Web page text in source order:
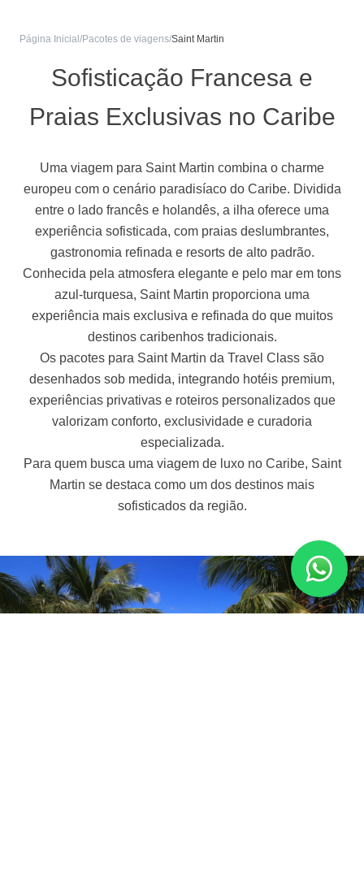
Página Inicial /Pacotes de viagens/Saint Martin
Sofisticação Francesa e
Praias Exclusivas no Caribe
Uma viagem para Saint Martin combina o charme
europeu com o cenário paradisíaco do Caribe. Dividida
entre o lado francês e holandês, a ilha oferece uma
experiência sofisticada, com praias deslumbrantes,
gastronomia refinada e resorts de alto padrão.
Conhecida pela atmosfera elegante e pelo mar em tons
azul-turquesa, Saint Martin proporciona uma
experiência mais exclusiva e refinada do que muitos
destinos caribenhos tradicionais.
Os pacotes para Saint Martin da Travel Class são
desenhados sob medida, integrando hotéis premium,
experiências privativas e roteiros personalizados que
valorizam conforto, exclusividade e curadoria
especializada.
Para quem busca uma viagem de luxo no Caribe, Saint
Martin se destaca como um dos destinos mais
sofisticados da região.